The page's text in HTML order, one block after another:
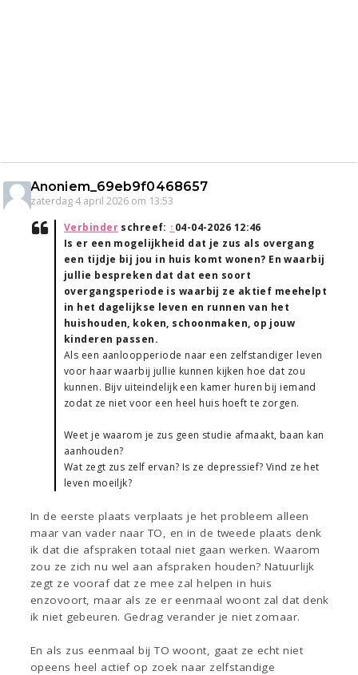
Anoniem_69eb9f0468657
zaterdag 4 april 2026 om 13:53
Verbinderschreef: ↑04-04-2026 12:46
Is er een mogelijkheid dat je zus als overgang
een tijdje bij jou in huis komt wonen? En waarbij
jullie bespreken dat dat een soort
overgangsperiode is waarbij ze aktief meehelpt
in het dagelijkse leven en runnen van het
huishouden, koken, schoonmaken, op jouw
kinderen passen.
Als een aanloopperiode naar een zelfstandiger leven
voor haar waarbij jullie kunnen kijken hoe dat zou
kunnen. Bijv uiteindelijk een kamer huren bij iemand
zodat ze niet voor een heel huis hoeft te zorgen.
Weet je waarom je zus geen studie afmaakt, baan kan
aanhouden?
Wat zegt zus zelf ervan? Is ze depressief? Vind ze het
leven moeiljk?
In de eerste plaats verplaats je het probleem alleen
maar van vader naar TO, en in de tweede plaats denk
ik dat die afspraken totaal niet gaan werken. Waarom
zou ze zich nu wel aan afspraken houden? Natuurlijk
zegt ze vooraf dat ze mee zal helpen in huis
enzovoort, maar als ze er eenmaal woont zal dat denk
ik niet gebeuren. Gedrag verander je niet zomaar.
En als zus eenmaal bij TO woont, gaat ze echt niet
opeens heel actief op zoek naar zelfstandige